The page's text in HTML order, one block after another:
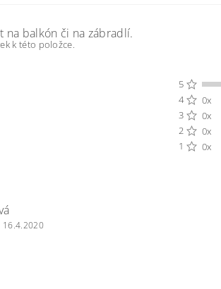
na balkón či na zábradlí.
k této položce.
5
4
0x
3
0x
2
0x
1
0x
16.4.2020